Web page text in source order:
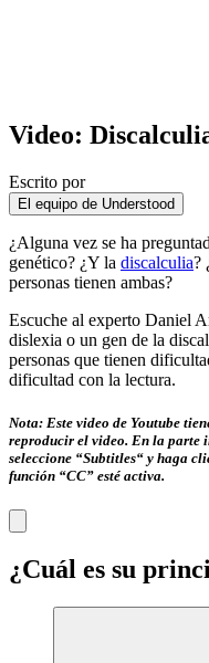
Video:
Escrito por
El equipo de Understood
¿Alguna vez se ha
genético? ¿Y la discalculia?
personas tienen ambas?
Escuche al experto Daniel
dislexia o un gen de la
personas que tienen
dificultad con la lectura.
Nota: Este video de Youtube
reproducir el video. En la parte
seleccione “Subtitles“ y haga
función “CC” esté activa.
¿Cuál es su